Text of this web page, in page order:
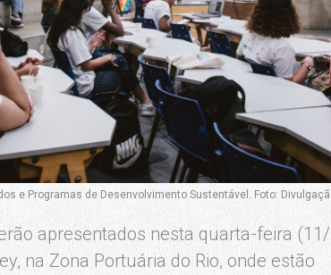
e Programas de Desenvolvimento Sustentável. Foto:
apresentados nesta quarta-feira
na Zona Portuária do Rio, onde estão